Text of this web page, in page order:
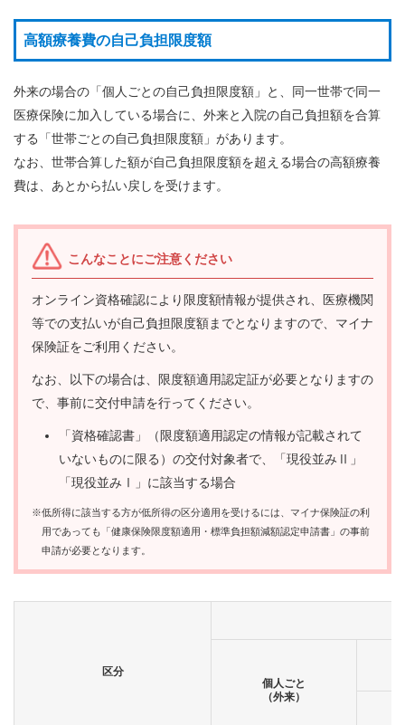
高額療養費の自己負担限度額
外来の場合の「個人ごとの自己負担限度額」と、同一世帯で同一
医療保険に加入している場合に、外来と入院の自己負担額を合算
する「世帯ごとの自己負担限度額」があります。
なお、世帯合算した額が自己負担限度額を超える場合の高額療養
費は、あとから払い戻しを受けます。
こんなことにご注意ください
オンライン資格確認により限度額情報が提供され、医療機関
等での支払いが自己負担限度額までとなりますので、マイナ
保険証をご利用ください。
なお、以下の場合は、限度額適用認定証が必要となりますの
で、事前に交付申請を行ってください。
「資格確認書」（限度額適用認定の情報が記載されて
いないものに限る）の交付対象者で、「現役並みⅡ」
「現役並みⅠ」に該当する場合
※低所得に該当する方が低所得の区分適用を受けるには、マイナ保険証の利
用であっても「健康保険限度額適用・標準負担額減額認定申請書」の事前
申請が必要となります。
区分
個人ごと
（外来）